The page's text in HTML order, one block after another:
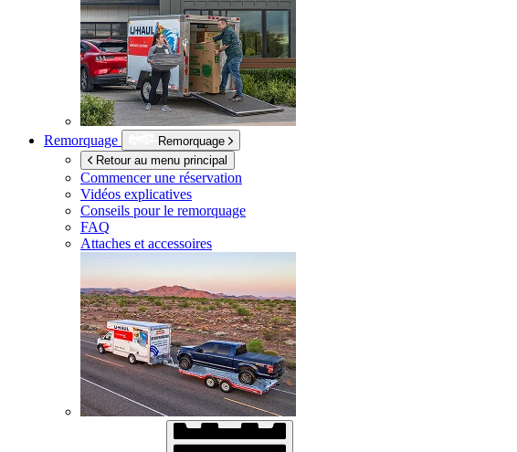
Remorquage
Remorquage
Retour au menu principal
Commencer une réservation
Vidéos explicatives
Conseils pour le remorquage
FAQ
Attaches et accessoires